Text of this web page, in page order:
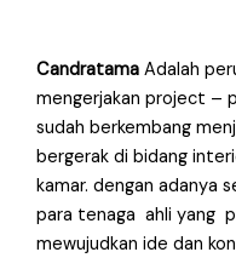
CandratamaAdalah
mengerjakan project –
sudah berkembang
bergerak di bidang
kamar. dengan adanya
para tenaga ahli yang
mewujudkan ide dan